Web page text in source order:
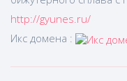
http://gyunes.ru/
Икс домена :